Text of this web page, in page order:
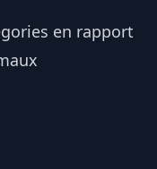
en rapport